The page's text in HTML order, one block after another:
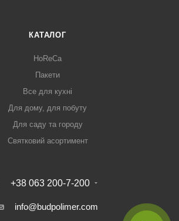
КАТАЛОГ
HoReCa
Пакети
Все для кухні
Для дому, для побуту
Для саду та городу
Святковий асортимент
+38 063 200-7-200
info@budpolimer.com